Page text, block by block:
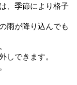
、季節により格子
雨が降り込んでも
しできます。